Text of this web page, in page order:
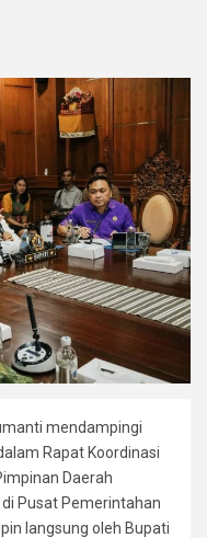
mendampingi
Rapat Koordinasi
Daerah
Pusat Pemerintahan
langsung oleh Bupati